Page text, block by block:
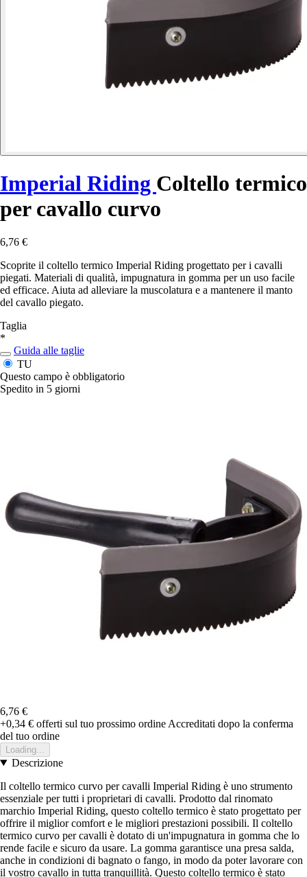
Imperial Riding Coltello termico
per cavallo curvo
6,76 €
Scoprite il coltello termico Imperial Riding progettato per i cavalli
piegati. Materiali di qualità, impugnatura in gomma per un uso facile
ed efficace. Aiuta ad alleviare la muscolatura e a mantenere il manto
del cavallo piegato.
Taglia
*
Guida alle taglie
TU
Questo campo è obbligatorio
Spedito in 5 giorni
6,76 €
+0,34 € offerti sul tuo prossimo ordine Accreditati dopo la conferma
del tuo ordine
Loading...
Descrizione
Il coltello termico curvo per cavalli Imperial Riding è uno strumento
essenziale per tutti i proprietari di cavalli. Prodotto dal rinomato
marchio Imperial Riding, questo coltello termico è stato progettato per
offrire il miglior comfort e le migliori prestazioni possibili. Il coltello
termico curvo per cavalli è dotato di un'impugnatura in gomma che lo
rende facile e sicuro da usare. La gomma garantisce una presa salda,
anche in condizioni di bagnato o fango, in modo da poter lavorare con
il vostro cavallo in tutta tranquillità. Questo coltello termico è stato